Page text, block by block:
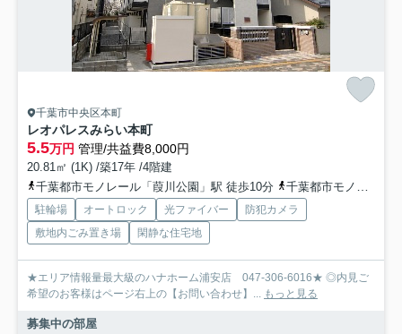
千葉市中央区本町
レオパレスみらい本町
5.5万円 管理/共益費8,000円
20.81㎡ (1K) /築17年 /4階建
千葉都市モノレール「葭川公園」駅 徒歩10分
千葉都市モノレール「県庁前」駅 徒歩10分
駐輪場 オートロック 光ファイバー
防犯カメラ
敷地内ごみ置き場
閑静な住宅地
★エリア情報量最大級のハナホーム浦安店 047-306-6016★ ◎内見ご
希望のお客様はページ右上の【お問い合わせ】...
もっと見る
募集中の部屋